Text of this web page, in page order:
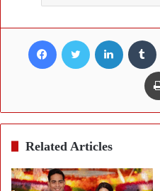
Facebook Twitter LinkedIn
Related Articles